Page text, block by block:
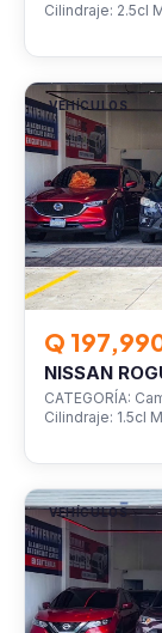
Cilindraje: 2.5cl
VEHÍCULOS
Q
NISSAN
CATEGORÍA:
Cilindraje: 1.5cl
VEHÍCULOS